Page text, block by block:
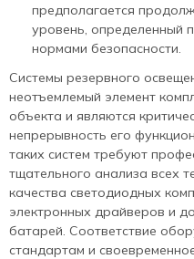
предполагается
уровень, определенный
нормами безопасности.
Системы резервного
неотъемлемый элемент
объекта и являются
непрерывность его
таких систем требуют
тщательного анализа всех
качества светодиодных
электронных драйверов и
батарей. Соответствие
стандартам и